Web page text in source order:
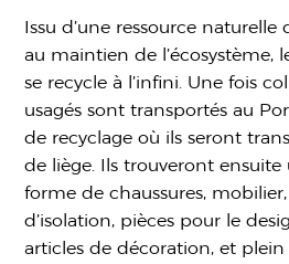
Issu d’une ressource
au maintien de l’écosystème,
se recycle à l’infini. Une fois
usagés sont transportés au
de recyclage où ils seront
de liège. Ils trouveront ensuite
forme de chaussures,
d’isolation, pièces pour le
articles de décoration, et plein